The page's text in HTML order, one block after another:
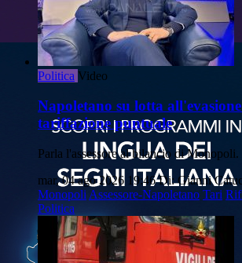
Politica Video
Napoletano su lotta
tariffazione puntuale
Parla l'assessore al bilancio di Monopoli.
mar, 04 ago 2026 19:46 Di: Gianni
Monopoli Assessore-Napoletano Tari
Politica